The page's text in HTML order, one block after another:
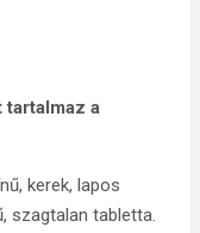
tartalmaz a
kerek, lapos
szagtalan tabletta.